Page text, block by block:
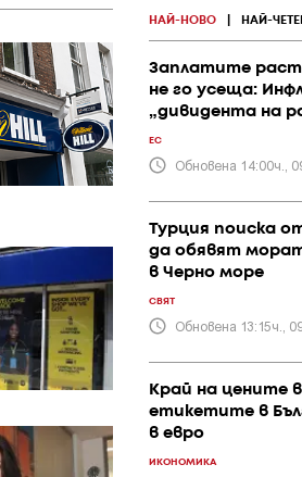
НАЙ-НОВО НАЙ-
Заплатите
не го усеща:
„дивидента на
ЕС
Обновена 14:00ч.,
Турция поиска
да обявят
в Черно море
СВЯТ
Обновена 13:15ч.,
Край на цените
етикетите в
в евро
ИКОНОМИКА